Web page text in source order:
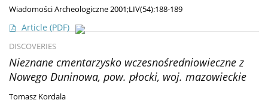
Wiadomości Archeologiczne 2001;LIV(54):188-189
Article (PDF)
DISCOVERIES
Nieznane cmentarzysko wczesnośredniowieczne z
Nowego Duninowa, pow. płocki, woj. mazowieckie
Tomasz Kordala